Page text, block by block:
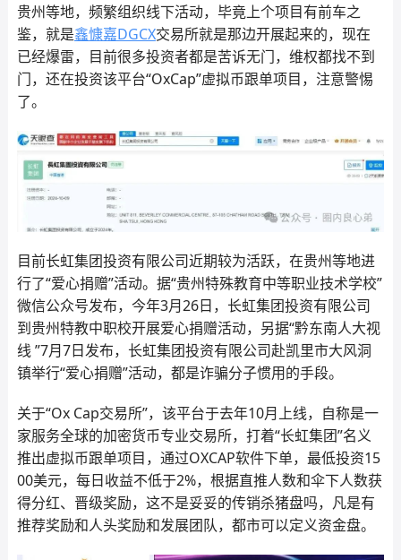
贵州等地，频繁组织线下活动，毕竟上个项目有前车之
鉴，就是鑫慷嘉DGCX交易所就是那边开展起来的，现在
已经爆雷，目前很多投资者都是苦诉无门，维权都找不到
门，还在投资该平台“OxCap”虚拟币跟单项目，注意警惕
了。
目前长虹集团投资有限公司近期较为活跃，在贵州等地进
行了“爱心捐赠”活动。据“贵州特殊教育中等职业技术学校”
微信公众号发布，今年3月26日，长虹集团投资有限公司
到贵州特教中职校开展爱心捐赠活动，另据“黔东南人大视
线 ”7月7日发布，长虹集团投资有限公司赴凯里市大风洞
镇举行“爱心捐赠”活动，都是诈骗分子惯用的手段。
关于“Ox Cap交易所”，该平台于去年10月上线，自称是一
家服务全球的加密货币专业交易所，打着“长虹集团”名义
推出虚拟币跟单项目，通过OXCAP软件下单，最低投资15
00美元，每日收益不低于2%，根据直推人数和伞下人数获
得分红、晋级奖励，这不是妥妥的传销杀猪盘吗，凡是有
推荐奖励和人头奖励和发展团队，都市可以定义资金盘。